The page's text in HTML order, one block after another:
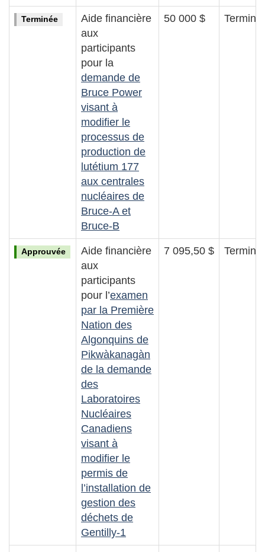
Terminée
Aide financière
aux
participants
pour la
demande de
Bruce Power
visant à
modifier le
processus de
production de
lutétium 177
aux centrales
nucléaires de
Bruce-A et
Bruce-B
50 000 $
Approuvée
Aide financière
aux
participants
pour l’examen
par la Première
Nation des
Algonquins de
Pikwàkanagàn
de la demande
des
Laboratoires
Nucléaires
Canadiens
visant à
modifier le
permis de
l’installation de
gestion des
déchets de
Gentilly-1
7 095,50 $